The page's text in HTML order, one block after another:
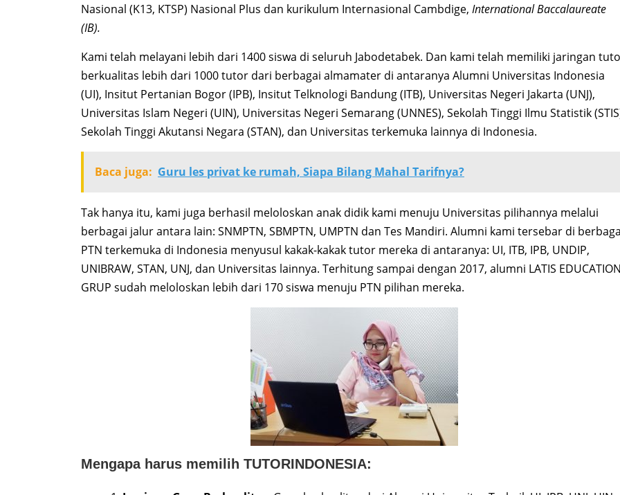
Nasional (K13, KTSP) Nasional Plus dan kurikulum Internasional Cambdige, International Baccalaureate
(IB).
Kami telah melayani lebih dari 1400 siswa di seluruh Jabodetabek. Dan kami telah memiliki jaringan
berkualitas lebih dari 1000 tutor dari berbagai almamater di antaranya Alumni Universitas Indonesia
(UI), Insitut Pertanian Bogor (IPB), Insitut Telknologi Bandung (ITB), Universitas Negeri Jakarta (UNJ),
Universitas Islam Negeri (UIN), Universitas Negeri Semarang (UNNES), Sekolah Tinggi Ilmu Statistik
Sekolah Tinggi Akutansi Negara (STAN), dan Universitas terkemuka lainnya di Indonesia.
Baca juga: Guru les privat ke rumah, Siapa Bilang Mahal Tarifnya?
Tak hanya itu, kami juga berhasil meloloskan anak didik kami menuju Universitas pilihannya melalui
berbagai jalur antara lain: SNMPTN, SBMPTN, UMPTN dan Tes Mandiri. Alumni kami tersebar di
PTN terkemuka di Indonesia menyusul kakak-kakak tutor mereka di antaranya: UI, ITB, IPB, UNDIP,
UNIBRAW, STAN, UNJ, dan Universitas lainnya. Terhitung sampai dengan 2017, alumni LATIS EDUCATION
GRUP sudah meloloskan lebih dari 170 siswa menuju PTN pilihan mereka.
Mengapa harus memilih TUTORINDONESIA: